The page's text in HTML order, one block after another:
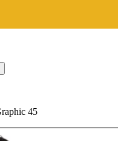
45